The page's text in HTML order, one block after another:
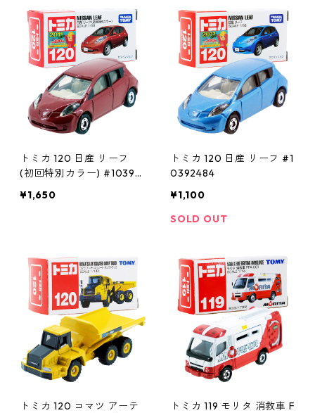
トミカ 120 日産 リーフ
(初回特別カラー) #10392
¥1,650
トミカ 120 日産 リーフ #1
0392484
¥1,100
SOLD OUT
トミカ 120 コマツ アーテ
トミカ 119 モリタ 消救車 F